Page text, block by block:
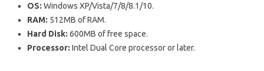
OS: Windows XP/Vista/7/8/8.1/10.
RAM: 512MB of RAM.
Hard Disk: 600MB of free space.
Processor: Intel Dual Core processor or later.